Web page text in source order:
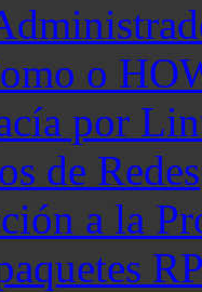
o
por
de Redes
a la